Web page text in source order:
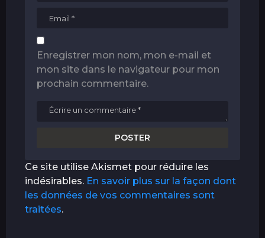
Enregistrer mon nom, mon e-mail et
mon site dans le navigateur pour mon
prochain commentaire.
Ce site utilise Akismet pour réduire les
indésirables. En savoir plus sur la façon dont
les données de vos commentaires sont
traitées.